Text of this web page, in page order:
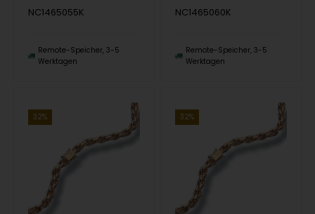
NC1465055K
Remote-Speicher, 3-5
Werktagen
NC1465060K
Remote-Speicher, 3-5
Werktagen
32% 32%